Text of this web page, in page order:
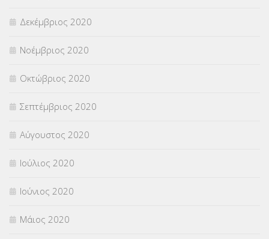
Δεκέμβριος 2020
Νοέμβριος 2020
Οκτώβριος 2020
Σεπτέμβριος 2020
Αύγουστος 2020
Ιούλιος 2020
Ιούνιος 2020
Μάιος 2020